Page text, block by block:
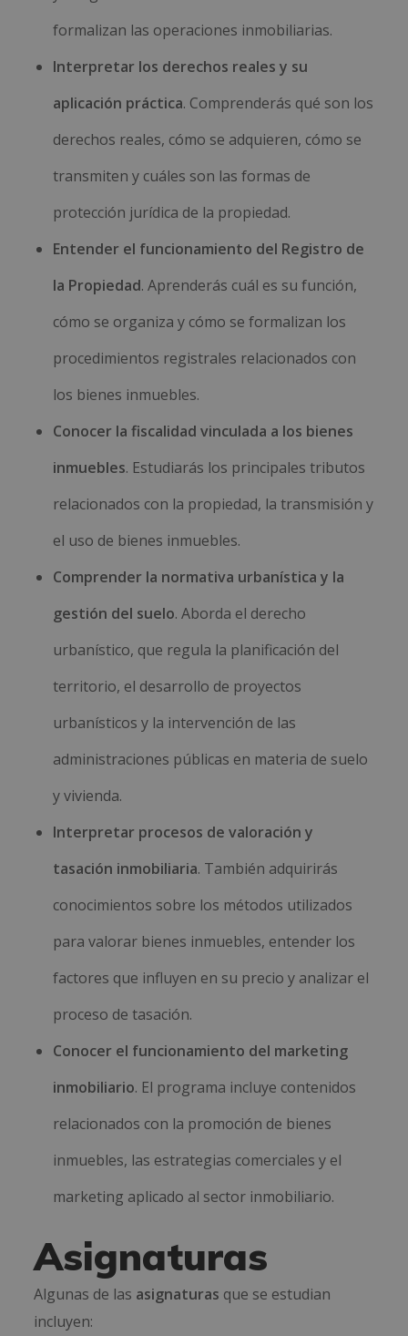
formalizan las operaciones inmobiliarias.
Interpretar los derechos reales y su
aplicación práctica. Comprenderás qué son los
derechos reales, cómo se adquieren, cómo se
transmiten y cuáles son las formas de
protección jurídica de la propiedad.
Entender el funcionamiento del Registro de
la Propiedad. Aprenderás cuál es su función,
cómo se organiza y cómo se formalizan los
procedimientos registrales relacionados con
los bienes inmuebles.
Conocer la fiscalidad vinculada a los bienes
inmuebles. Estudiarás los principales tributos
relacionados con la propiedad, la transmisión y
el uso de bienes inmuebles.
Comprender la normativa urbanística y la
gestión del suelo. Aborda el derecho
urbanístico, que regula la planificación del
territorio, el desarrollo de proyectos
urbanísticos y la intervención de las
administraciones públicas en materia de suelo
y vivienda.
Interpretar procesos de valoración y
tasación inmobiliaria. También adquirirás
conocimientos sobre los métodos utilizados
para valorar bienes inmuebles, entender los
factores que influyen en su precio y analizar el
proceso de tasación.
Conocer el funcionamiento del marketing
inmobiliario. El programa incluye contenidos
relacionados con la promoción de bienes
inmuebles, las estrategias comerciales y el
marketing aplicado al sector inmobiliario.
Asignaturas
Algunas de las asignaturas que se estudian
incluyen: